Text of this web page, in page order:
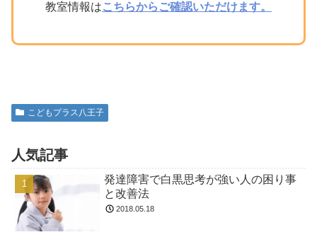
教室情報はこちらからご確認いただけます。
こどもプラス八王子
人気記事
発達障害で白黒思考が強い人の困り事
と改善法
2018.05.18